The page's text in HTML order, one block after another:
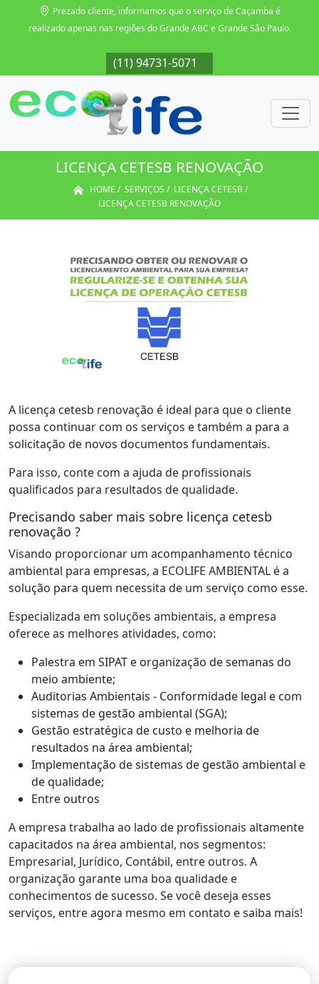
Prezado cliente, informamos que o serviço de Caçamba é
realizado apenas nas regiões do Grande ABC e Grande São Paulo.
(11) 94731-5071
LICENÇA CETESB RENOVAÇÃO
HOME SERVIÇOS
LICENÇA CETESB
LICENÇA CETESB RENOVAÇÃO
A licença cetesb renovação é ideal para que o cliente
possa continuar com os serviços e também a para a
solicitação de novos documentos fundamentais.
Para isso, conte com a ajuda de profissionais
qualificados para resultados de qualidade.
Precisando saber mais sobre licença cetesb
renovação ?
Visando proporcionar um acompanhamento técnico
ambiental para empresas, a ECOLIFE AMBIENTAL é a
solução para quem necessita de um serviço como esse.
Especializada em soluções ambientais, a empresa
oferece as melhores atividades, como:
Palestra em SIPAT e organização de semanas do
meio ambiente;
Auditorias Ambientais - Conformidade legal e com
sistemas de gestão ambiental (SGA);
Gestão estratégica de custo e melhoria de
resultados na área ambiental;
Implementação de sistemas de gestão ambiental e
de qualidade;
Entre outros
A empresa trabalha ao lado de profissionais altamente
capacitados na área ambiental, nos segmentos:
Empresarial, Jurídico, Contábil, entre outros. A
organização garante uma boa qualidade e
conhecimentos de sucesso. Se você deseja esses
serviços, entre agora mesmo em contato e saiba mais!